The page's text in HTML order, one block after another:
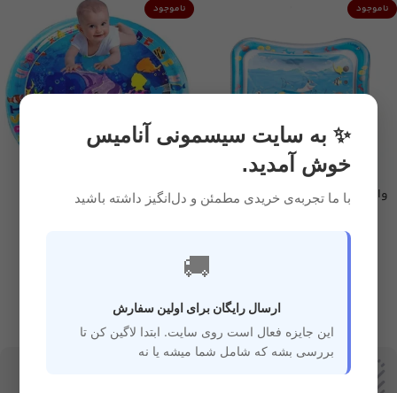
ناموجود
واترمت طرح دریایی 2
ناموجود
واترمت گرد کودک طرح حیوانات
دریایی
✨ به سایت سیسمونی آنامیس
خوش آمدید.
با ما تجربه‌ی خریدی مطمئن و دل‌انگیز داشته باشید
🚚
ارسال رایگان برای اولین سفارش
این جایزه فعال است روی سایت. ابتدا لاگین کن تا
بررسی بشه که شامل شما میشه یا نه